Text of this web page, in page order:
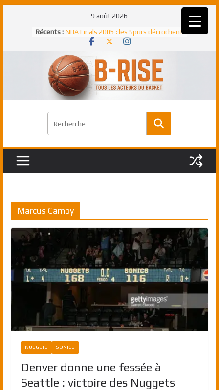
9 août 2026
Récents : NBA Finals 2005 : les Spurs décrochent
un troisième titre NBA, la rude bataille
NBA Finals 2021 : les Bucks et Giannis
Antetokounmpo triomphent, le Greek
Freek élu MVP
Shai Gilgeous-Alexander : son premier
match à plus de 40 points en NBA, le
Pau Gasol dans l’histoire en 2002 :
premier européen sacré Rookie de
Rudy Gobert, deuxième Français élu
Marcus Camby
NUGGETS SONICS
Denver donne une fessée à
Seattle : victoire des Nuggets